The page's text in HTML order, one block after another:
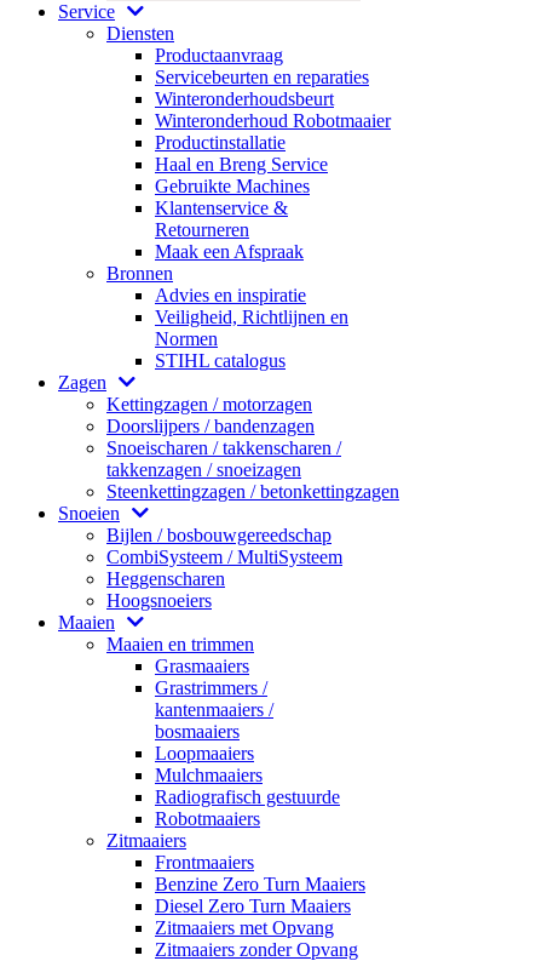
Service
Diensten
Productaanvraag
Servicebeurten en reparaties
Winteronderhoudsbeurt
Winteronderhoud Robotmaaier
Productinstallatie
Haal en Breng Service
Gebruikte Machines
Klantenservice &
Retourneren
Maak een Afspraak
Bronnen
Advies en inspiratie
Veiligheid, Richtlijnen en
Normen
STIHL catalogus
Zagen
Kettingzagen / motorzagen
Doorslijpers / bandenzagen
Snoeischaren / takkenscharen /
takkenzagen / snoeizagen
Steenkettingzagen / betonkettingzagen
Snoeien
Bijlen / bosbouwgereedschap
CombiSysteem / MultiSysteem
Heggenscharen
Hoogsnoeiers
Maaien
Maaien en trimmen
Grasmaaiers
Grastrimmers /
kantenmaaiers /
bosmaaiers
Loopmaaiers
Mulchmaaiers
Radiografisch gestuurde
Robotmaaiers
Zitmaaiers
Frontmaaiers
Benzine Zero Turn Maaiers
Diesel Zero Turn Maaiers
Zitmaaiers met Opvang
Zitmaaiers zonder Opvang